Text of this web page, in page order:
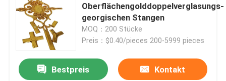
Oberflächengolddoppelverglasungs-
georgischen Stangen
MOQ：200 Stücke
Preis：$0.40/pieces 200-5999 pieces
Bestpreis Kontakt